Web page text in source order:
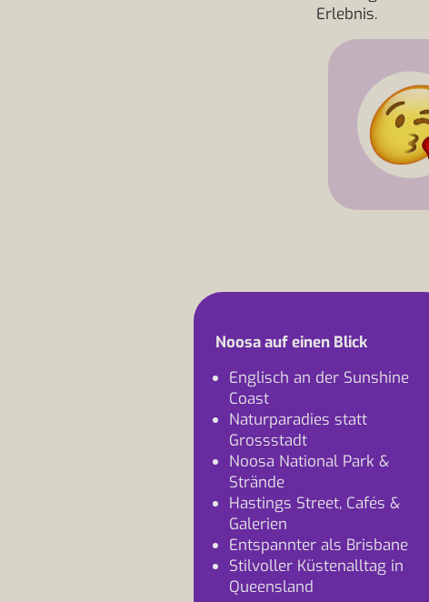
Erlebnis.
Noosa auf einen Blick
Englisch an der Sunshine
Coast
Naturparadies statt
Grossstadt
Noosa National Park &
Strände
Hastings Street, Cafés &
Galerien
Entspannter als Brisbane
Stilvoller Küstenalltag in
Queensland